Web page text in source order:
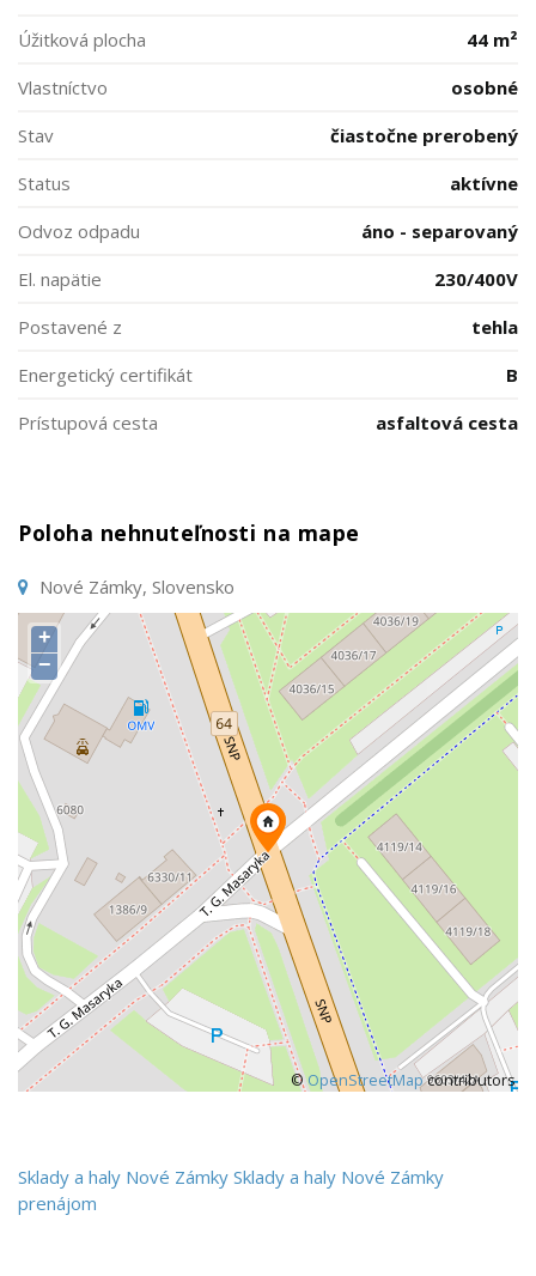
Úžitková plocha
44 m²
Vlastníctvo
osobné
Stav
čiastočne prerobený
Status
aktívne
Odvoz odpadu
áno - separovaný
El. napätie
230/400V
Postavené z
tehla
Energetický certifikát
B
Prístupová cesta
asfaltová cesta
Poloha nehnuteľnosti na mape
Nové Zámky, Slovensko
+
−
©OpenStreetMapcontributors
Sklady a haly Nové Zámky Sklady a haly Nové Zámky
prenájom